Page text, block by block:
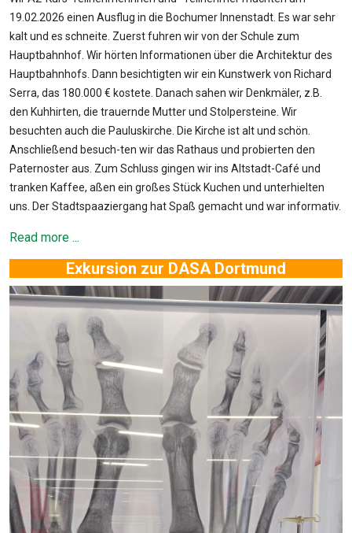
19.02.2026 einen Ausflug in die Bochumer Innenstadt. Es war sehr
kalt und es schneite. Zuerst fuhren wir von der Schule zum
Hauptbahnhof. Wir hörten Informationen über die Architektur des
Hauptbahnhofs. Dann besichtigten wir ein Kunstwerk von Richard
Serra, das 180.000 € kostete. Danach sahen wir Denkmäler, z.B.
den Kuhhirten, die trauernde Mutter und Stolpersteine. Wir
besuchten auch die Pauluskirche. Die Kirche ist alt und schön.
Anschließend besuch-ten wir das Rathaus und probierten den
Paternoster aus. Zum Schluss gingen wir ins Altstadt-Café und
tranken Kaffee, aßen ein großes Stück Kuchen und unterhielten
uns. Der Stadtspaaziergang hat Spaß gemacht und war informativ.
Read more ...
Exkursion zur DASA Dortmund